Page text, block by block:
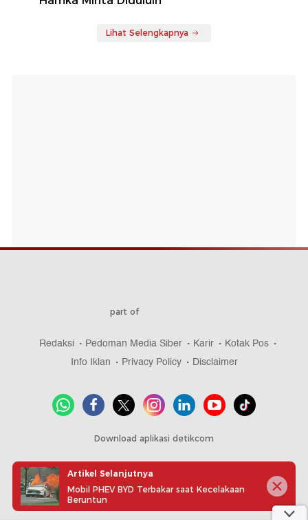
Lihat Selengkapnya
part of
Redaksi Pedoman Media Siber Karir
Kotak Pos
Info Iklan
Privacy Policy Disclaimer
Download aplikasi detikcom
Copyright @ 2026 detikcom, All right reserved
Artikel Selanjutnya
Mobil PHEV BYD Terbakar saat Kecelakaan
Beruntun